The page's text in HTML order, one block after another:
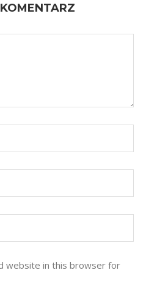
website in this browser for